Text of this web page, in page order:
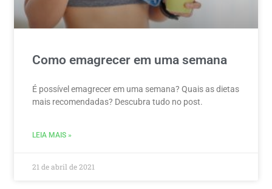
Como emagrecer em uma semana
É possível emagrecer em uma semana? Quais as dietas
mais recomendadas? Descubra tudo no post.
LEIA MAIS »
21 de abril de 2021